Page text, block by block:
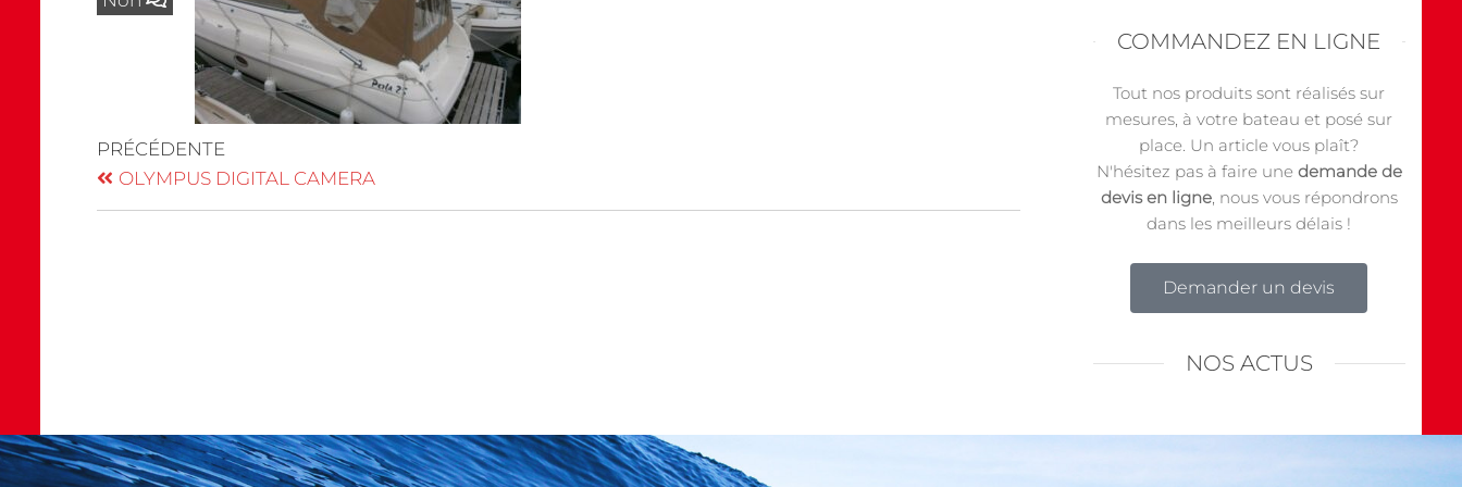
PRÉCÉDENTE
OLYMPUS DIGITAL CAMERA
COMMANDEZ EN LIGNE
Tout nos produits sont réalisés sur
mesures, à votre bateau et posé sur
place. Un article vous plaît?
N'hésitez pas à faire une demande de
devis en ligne, nous vous répondrons
dans les meilleurs délais !
Demander un devis
NOS ACTUS